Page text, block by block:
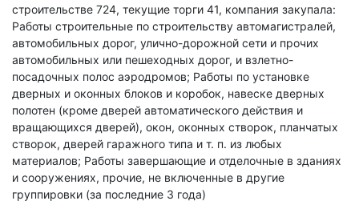
строительстве 724, текущие торги 41, компания закупала:
Работы строительные по строительству автомагистралей,
автомобильных дорог, улично-дорожной сети и прочих
автомобильных или пешеходных дорог, и взлетно-
посадочных полос аэродромов; Работы по установке
дверных и оконных блоков и коробок, навеске дверных
полотен (кроме дверей автоматического действия и
вращающихся дверей), окон, оконных створок, планчатых
створок, дверей гаражного типа и т. п. из любых
материалов; Работы завершающие и отделочные в зданиях
и сооружениях, прочие, не включенные в другие
группировки (за последние 3 года)